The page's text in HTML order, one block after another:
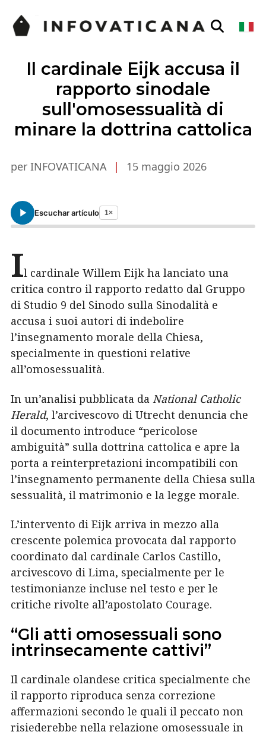
Il cardinale Eijk accusa il
rapporto sinodale
sull'omosessualità di
minare la dottrina cattolica
per INFOVATICANA | 15 maggio 2026
Escuchar artículo 1×
Il cardinale Willem Eijk ha lanciato una
critica contro il rapporto redatto dal Gruppo
di Studio 9 del Sinodo sulla Sinodalità e
accusa i suoi autori di indebolire
l’insegnamento morale della Chiesa,
specialmente in questioni relative
all’omosessualità.
In un’analisi pubblicata da National Catholic
Herald, l’arcivescovo di Utrecht denuncia che
il documento introduce “pericolose
ambiguità” sulla dottrina cattolica e apre la
porta a reinterpretazioni incompatibili con
l’insegnamento permanente della Chiesa sulla
sessualità, il matrimonio e la legge morale.
L’intervento di Eijk arriva in mezzo alla
crescente polemica provocata dal rapporto
coordinato dal cardinale Carlos Castillo,
arcivescovo di Lima, specialmente per le
testimonianze incluse nel testo e per le
critiche rivolte all’apostolato Courage.
“Gli atti omosessuali sono
intrinsecamente cattivi”
Il cardinale olandese critica specialmente che
il rapporto riproduca senza correzione
affermazioni secondo le quali il peccato non
risiederebbe nella relazione omosessuale in